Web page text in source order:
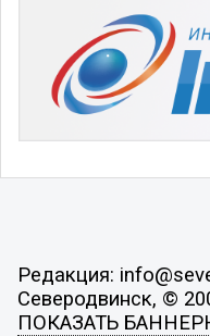
Редакция:
Северодвинск, ©
ПОКАЗАТЬ